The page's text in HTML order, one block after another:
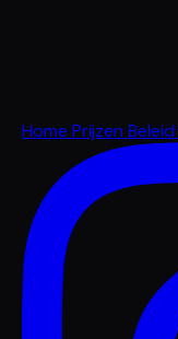
Home Prijzen Beleid